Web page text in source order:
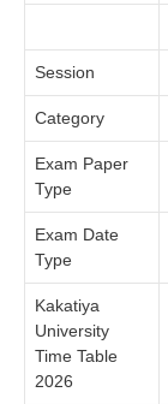
Session
Category
Exam Paper
Type
Exam Date
Type
Kakatiya
University
Time Table
2026